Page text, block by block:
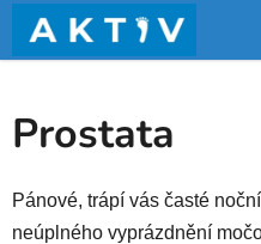
obsah
Prostata
Pánové, trápí vás časté
neúplného vyprázdnění